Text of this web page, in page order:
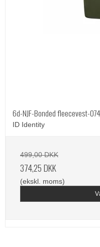
6d-NJF-Bonded fleecevest-
ID Identity
499,00 DKK
374,25 DKK
(ekskl. moms)